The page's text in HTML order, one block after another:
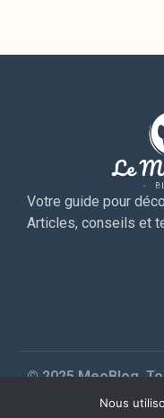
Votre guide pour
Articles, conseils et
© 2025 MeoBlog.
Nous